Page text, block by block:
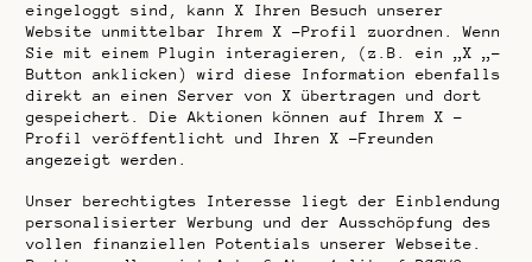
eingeloggt sind, kann X Ihren Besuch unserer
Website unmittelbar Ihrem X -Profil zuordnen. Wenn
Sie mit einem Plugin interagieren, (z.B. ein „X „-
Button anklicken) wird diese Information ebenfalls
direkt an einen Server von X übertragen und dort
gespeichert. Die Aktionen können auf Ihrem X –
Profil veröffentlicht und Ihren X -Freunden
angezeigt werden.
Unser berechtigtes Interesse liegt der Einblendung
personalisierter Werbung und der Ausschöpfung des
vollen finanziellen Potentials unserer Webseite.